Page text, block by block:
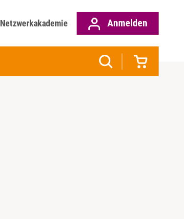
Netzwerkakademie Anmelden